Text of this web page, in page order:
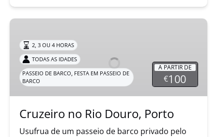
Cruzeiro
Rio
Douro,
Porto
A PARTIR DE
€100
2, 3 OU 4 HORAS
TODAS AS IDADES
PASSEIO DE BARCO, FESTA EM PASSEIO DE
BARCO
Cruzeiro no Rio Douro, Porto
Usufrua de um passeio de barco privado pelo